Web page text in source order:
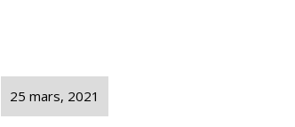
25 mars, 2021